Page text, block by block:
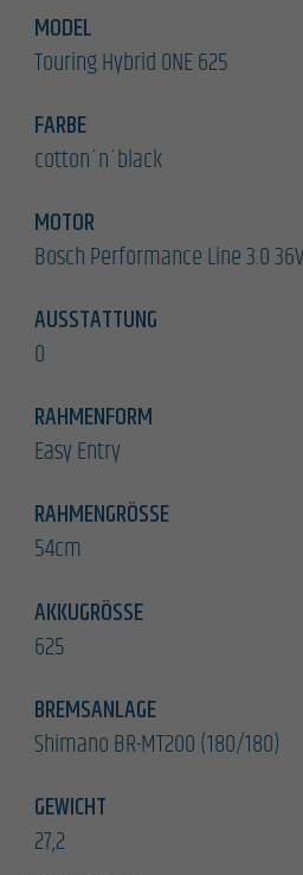
MODEL
Touring Hybrid ONE 625
FARBE
cotton´n´black
MOTOR
Bosch Performance Line 3.0
AUSSTATTUNG
0
RAHMENFORM
Easy Entry
RAHMENGRÖSSE
54cm
AKKUGRÖSSE
625
BREMSANLAGE
Shimano BR-MT200 (180/180)
GEWICHT
27,2